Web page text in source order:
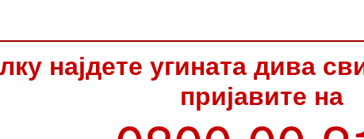
најдете угината дива
пријавите на